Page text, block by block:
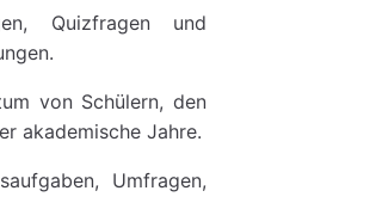
Quizfragen und
von Schülern, den
akademische Jahre.
Umfragen,